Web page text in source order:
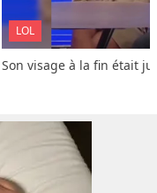
LOL
Son visage à la fin était